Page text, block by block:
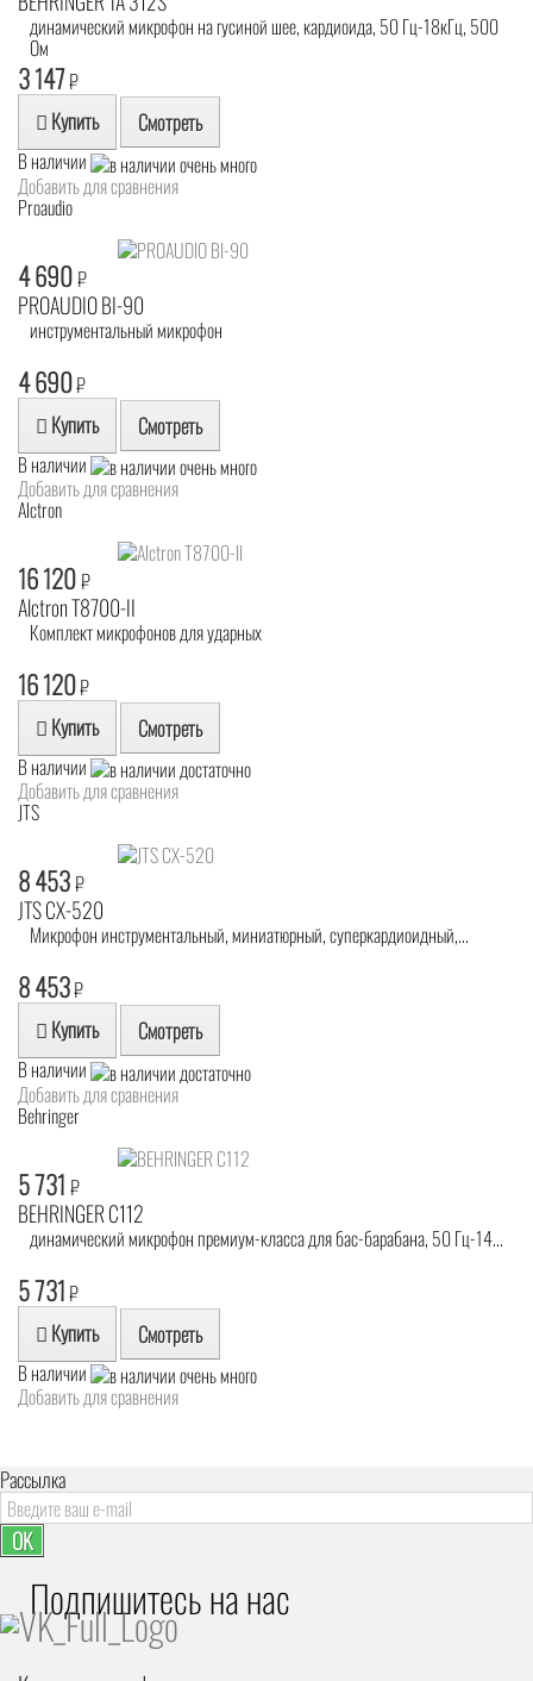
динамический микрофон на гусиной шее, кардиоида, 50 Гц-18кГц, 500
Ом
3 147₽
Купить Смотреть
В наличии
Добавить для сравнения
Proaudio
4 690₽
PROAUDIO BI-90
инструментальный микрофон
4 690₽
Купить Смотреть
В наличии
Добавить для сравнения
Alctron
16 120₽
Alctron T8700-II
Комплект микрофонов для ударных
16 120₽
Купить Смотреть
В наличии
Добавить для сравнения
JTS
8 453₽
JTS CX-520
Микрофон инструментальный, миниатюрный, суперкардиоидный,...
8 453₽
Купить Смотреть
В наличии
Добавить для сравнения
Behringer
5 731 ₽
BEHRINGER C112
динамический микрофон премиум-класса для бас-барабана, 50 Гц-14...
5 731₽
Купить Смотреть
В наличии
Добавить для сравнения
Рассылка
OK
Подпишитесь на наc